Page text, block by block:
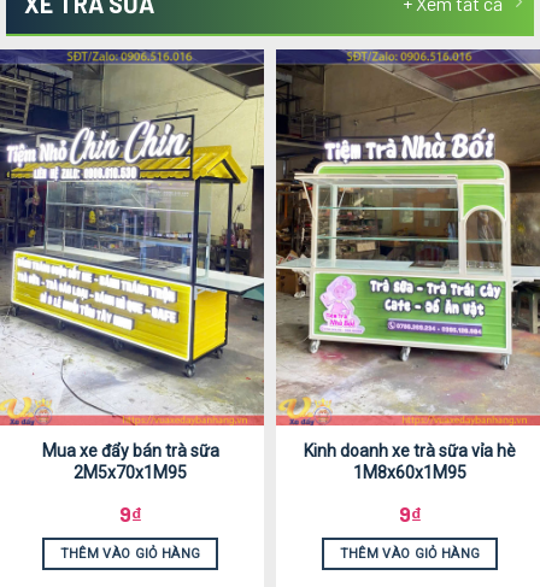
Mua xe đẩy bán trà sữa
2M5x70x1M95
9₫
THÊM VÀO GIỎ HÀNG
Kinh doanh xe trà sữa vỉa hè
1M8x60x1M95
9₫
THÊM VÀO GIỎ HÀNG